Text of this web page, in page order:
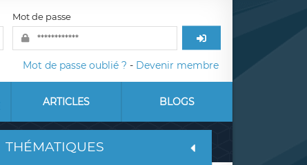
Mot de passe
Mot de passe oublié ? - Devenir membre
ARTICLES BLOGS
THÉMATIQUES